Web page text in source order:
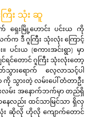
ြီး သုံး ဆူ
ရှေးမြို့ဟောင်း ပင်းယ ကို
ဒီ ဂူကြီး သုံးလုံး ကြောင့်
ပင်းယ (စကားအင်းရွာ) မှာ
ရင်တောင် ဂူကြီး သုံးလုံးတော့
သွားရောက် လေ့လာသင့်ပါ
ကို သွားတဲ့ လမ်းပေါ် တံတာဦး
လမ်း အနောက်ဘက်မှာ တည်ရှိ
နေလည်း ထင်သာမြင်သာ ရှိလှ
း ဆိုလို ဟိုလို ကျောက်တောင်